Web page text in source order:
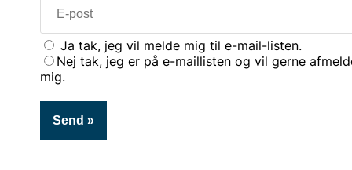
Ja tak, jeg vil melde mig til e-mail-listen.
Nej tak, jeg er på e-maillisten og vil gerne
mig.